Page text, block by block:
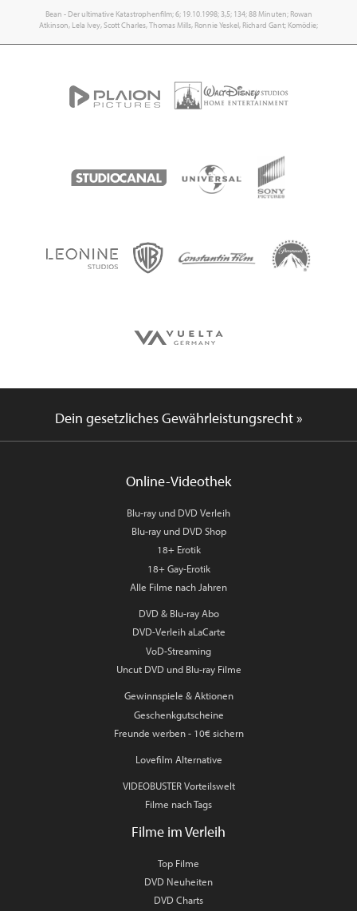
Bean - Der ultimative Katastrophenfilm; 6; 19.10.1998; 3,5; 134; 88 Minuten; Rowan
Atkinson, Lela Ivey, Scott Charles, Thomas Mills, Ronnie Yeskel, Richard Gant; Komödie;
Dein gesetzliches Gewährleistungsrecht »
Online-Videothek
Blu-ray und DVD Verleih
Blu-ray und DVD Shop
18+ Erotik
18+ Gay-Erotik
Alle Filme nach Jahren
DVD & Blu-ray Abo
DVD-Verleih aLaCarte
VoD-Streaming
Uncut DVD und Blu-ray Filme
Gewinnspiele & Aktionen
Geschenkgutscheine
Freunde werben - 10€ sichern
Lovefilm Alternative
VIDEOBUSTER Vorteilswelt
Filme nach Tags
Filme im Verleih
Top Filme
DVD Neuheiten
DVD Charts